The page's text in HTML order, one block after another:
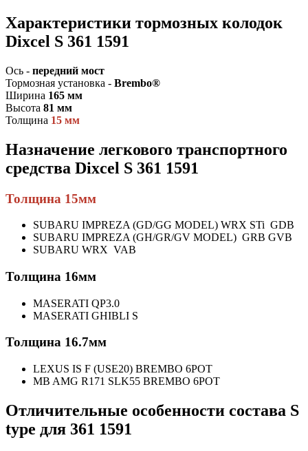
Характеристики тормозных колодок
Dixcel S 361 1591
Ось - передний мост
Тормозная установка - Brembo®
Ширина 165 мм
Высота 81 мм
Толщина 15 мм
Назначение легкового транспортного
средства Dixcel S 361 1591
Толщина 15мм
SUBARU IMPREZA (GD/GG MODEL) WRX STi GDB
SUBARU IMPREZA (GH/GR/GV MODEL) GRB GVB
SUBARU WRX VAB
Толщина 16мм
MASERATI QP3.0
MASERATI GHIBLI S
Толщина 16.7мм
LEXUS IS F (USE20) BREMBO 6POT
MB AMG R171 SLK55 BREMBO 6POT
Отличительные особенности состава S
type для 361 1591